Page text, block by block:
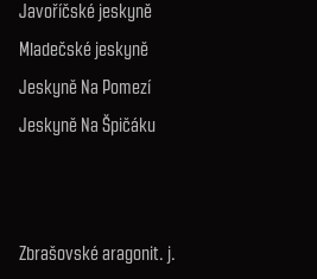
Javoříčské jeskyně
Mladečské jeskyně
Jeskyně Na Pomezí
Jeskyně Na Špičáku
Zbrašovské aragonit. j.